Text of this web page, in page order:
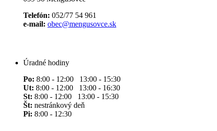
Telefón: 052/77 54 961
e-mail: obec@mengusovce.sk
Úradné hodiny
Po: 8:00 - 12:00 13:00 - 15:30
Ut: 8:00 - 12:00 13:00 - 16:30
St: 8:00 - 12:00 13:00 - 15:30
Št: nestránkový deň
Pi: 8:00 - 12:30